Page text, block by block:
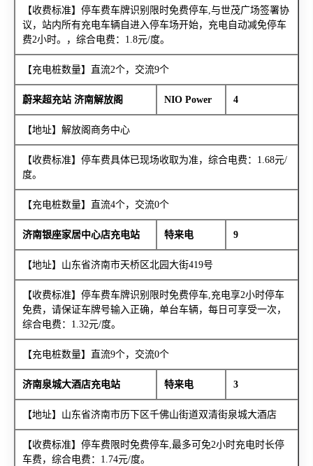
【收费标准】停车费车牌识别限时免费停车,与世茂广场签署协
议，站内所有充电车辆自进入停车场开始，充电自动减免停车
费2小时。，综合电费：1.8元/度。
【充电桩数量】直流2个，交流9个
蔚来超充站 济南解放阁 NIO Power 4
【地址】解放阁商务中心
【收费标准】停车费具体已现场收取为准，综合电费：1.68元/
度。
【充电桩数量】直流4个，交流0个
济南银座家居中心店充电站 特来电 9
【地址】山东省济南市天桥区北园大街419号
【收费标准】停车费车牌识别限时免费停车,充电享2小时停车
免费，请保证车牌号输入正确，单台车辆，每日可享受一次，
综合电费：1.32元/度。
【充电桩数量】直流9个，交流0个
济南泉城大酒店充电站 特来电 3
【地址】山东省济南市历下区千佛山街道双清街泉城大酒店
【收费标准】停车费限时免费停车,最多可免2小时充电时长停
车费，综合电费：1.74元/度。